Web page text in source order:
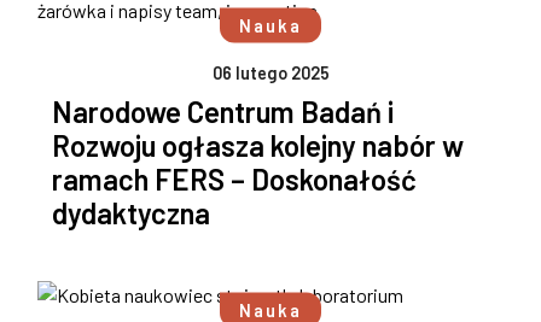
Nauka
06 lutego 2025
Narodowe Centrum Badań i
Rozwoju ogłasza kolejny nabór w
ramach FERS – Doskonałość
dydaktyczna
Nauka